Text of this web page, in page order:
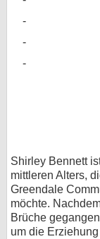
Shirley Bennett
mittleren Alters,
Greendale
möchte.
Brüche
um die